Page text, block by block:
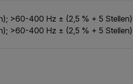
>60-400 Hz ± (2,5 % + 5 Stellen)
>60-400 Hz ± (2,5 % + 5 Stellen)